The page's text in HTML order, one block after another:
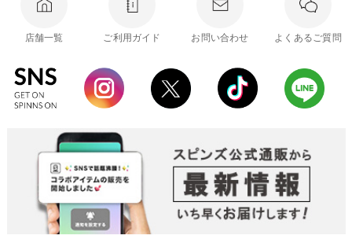
店舗一覧 ご利用ガイド お問い合わせ よくあるご質問